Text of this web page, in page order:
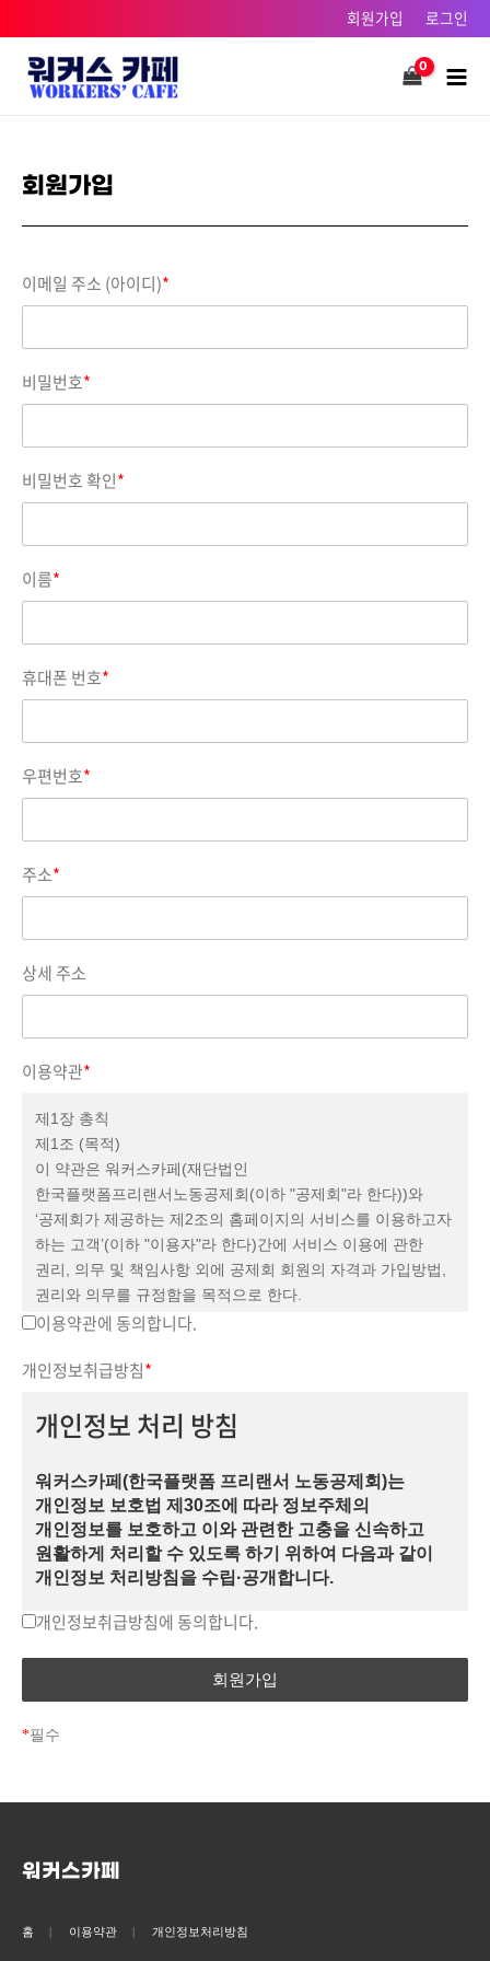
건너뛰기
회원가입 로그인
회원가입
이메일 주소 (아이디)*
비밀번호*
비밀번호 확인*
이름*
휴대폰 번호*
우편번호*
주소*
상세 주소
이용약관*
제1장 총칙
제1조 (목적)
이 약관은 워커스카페(재단법인
한국플랫폼프리랜서노동공제회(이하 "공제회"라 한다))와
‘공제회가 제공하는 제2조의 홈페이지의 서비스를 이용하고자
하는 고객’(이하 "이용자"라 한다)간에 서비스 이용에 관한
권리, 의무 및 책임사항 외에 공제회 회원의 자격과 가입방법,
권리와 의무를 규정함을 목적으로 한다.
제2조 (용어의 정의)
1. (홈페이지) 공제회가 제공하는 정보와 사업 등 서비스를
설정한 가상의 사업장을 말하며, 아울러 홈페이지를 운영하는
2. (이용자) 공제회의 사업에 참여하거나 정보를 제공받기
위해 당 홈페이지를 이용하는 회원 및 비회원이용자를 말한다.
1) (회원) 당 홈페이지에서 '워커스카페' 회원 가입에 필요한
개인정보를 제공하여 회원 등록을 하고, 당 홈페이지에서
회원에게 제공되는 정보 및 서비스를 이용할 수 있다.
홈페이지가 공개 제공하는 정보를 열람하는 자를 말한다.
식별과 이용자가 서비스 이용을 위하여 이용자가 선정하고 당
홈페이지가 부여하는 문자와 숫자의 조합을 말한다. 2)
확인하고 통신상의 자신의 개인정보보호를 위하여 이용자
4. 회원가입 : 본 약관에 동의하여 당 홈페이지가 제공하는
5. 탈퇴(해지) : 회원이 공제회 회원 자격이나 당 홈페이지의
6. 게시물 : 회원이 올린 글, 사진, 그림, 각종 파일과 링크, 각종
이용약관에 동의합니다.
개인정보취급방침*
개인정보 처리 방침
워커스카페(한국플랫폼 프리랜서 노동공제회)는
개인정보 보호법 제30조에 따라 정보주체의
개인정보를 보호하고 이와 관련한 고충을 신속하고
원활하게 처리할 수 있도록 하기 위하여 다음과 같이
개인정보 처리방침을 수립·공개합니다.
[ 제1조 (개인정보의 처리목적) ]
위하여 개인정보를 처리합니다. 처리하고 있는
개인정보는 다음의 목적 이외의 용도로는 이용되지
보호법 제18조에 따라 별도의 동의를 받는 등 필요한
1. 워커스카페(한국플랫폼 프리랜서 노동공제회)
본인 식별·인증, 회원자격 유지·관리, 제한적
부정이용 방지, 만 14세 미만여부 확인, 각종 고지·
개인정보취급방침에 동의합니다.
*필수
워커스카페
홈 이용약관 개인정보처리방침